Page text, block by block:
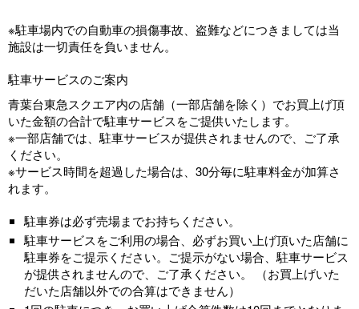
※駐車場内での自動車の損傷事故、盗難などにつきましては当
施設は一切責任を負いません。
駐車サービスのご案内
青葉台東急スクエア内の店舗（一部店舗を除く）でお買上げ頂
いた金額の合計で駐車サービスをご提供いたします。
※一部店舗では、駐車サービスが提供されませんので、ご了承
ください。
※サービス時間を超過した場合は、30分毎に駐車料金が加算さ
れます。
駐車券は必ず売場までお持ちください。
駐車サービスをご利用の場合、必ずお買い上げ頂いた店舗に
駐車券をご提示ください。ご提示がない場合、駐車サービス
が提供されませんので、ご了承ください。 （お買上げいた
だいた店舗以外での合算はできません）